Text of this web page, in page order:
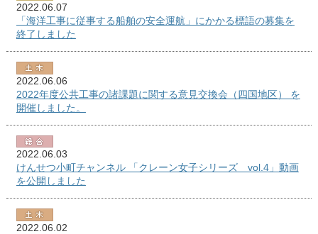
2022.06.07
「海洋工事に従事する船舶の安全運航」にかかる標語の募集を
終了しました
2022.06.06
2022年度公共工事の諸課題に関する意見交換会（四国地区） を
開催しました。
2022.06.03
けんせつ小町チャンネル 「クレーン女子シリーズ vol.4」動画
を公開しました
2022.06.02